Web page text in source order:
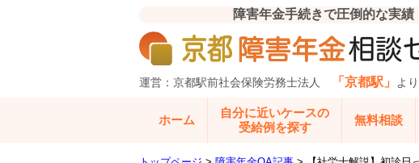
障害年金手続きで圧倒的な実績
運営：京都駅前社会保険労務士法人 「京都駅」 より
ホーム
自分に近いケースの
受給例を探す
無料相談